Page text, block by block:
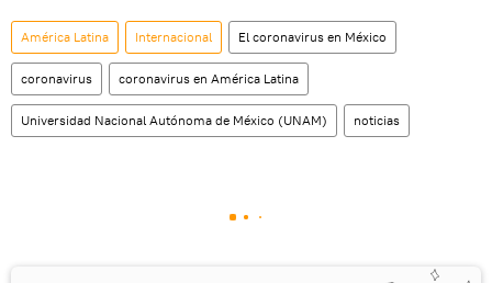
América Latina Internacional El coronavirus en México
coronavirus coronavirus en América Latina
Universidad Nacional Autónoma de México (UNAM) noticias